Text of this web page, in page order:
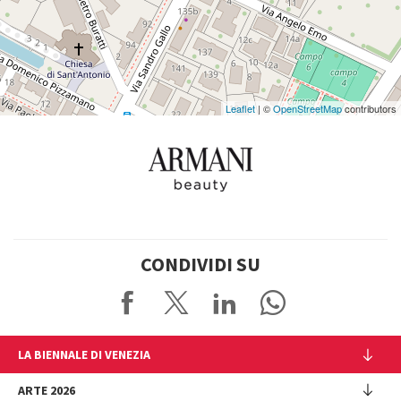
Leaflet | ©OpenStreetMapcontributors
CONDIVIDI SU
LA BIENNALE DI VENEZIA
L'Istituzione
ARTE 2026